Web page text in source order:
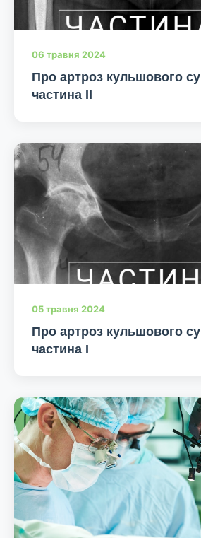
06 травня 2024
Про артроз кульшового
частина II
05 травня 2024
Про артроз кульшового
частина I